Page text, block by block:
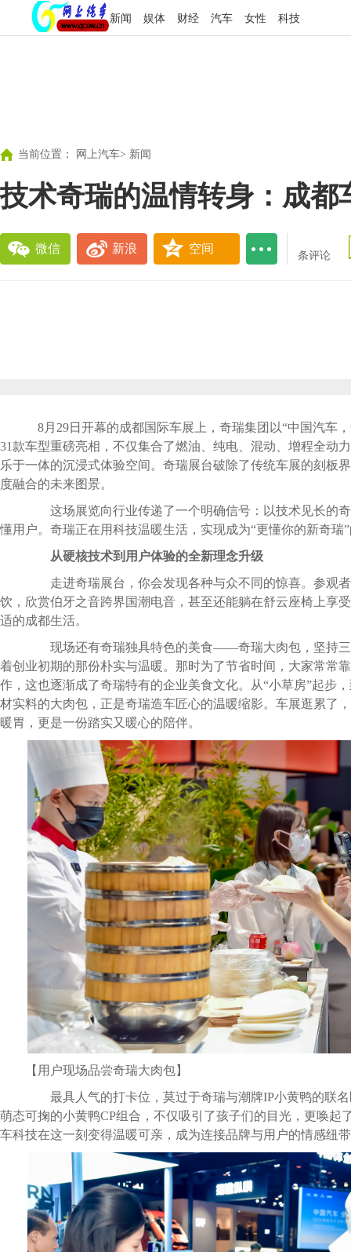
新闻 娱体 财经 汽车 女性 科技
当前位置： 网上汽车> 新闻
技术奇瑞的温情转身：成都
微信 新浪 空间
条评论
8月29日开幕的成都国际车展上，奇瑞集团以“中国汽车
31款车型重磅亮相，不仅集合了燃油、纯电、混动、增程全动
乐于一体的沉浸式体验空间。奇瑞展台破除了传统车展的刻板
度融合的未来图景。
这场展览向行业传递了一个明确信号：以技术见长的奇
懂用户。奇瑞正在用科技温暖生活，实现成为“更懂你的新奇瑞
从硬核技术到用户体验的全新理念升级
走进奇瑞展台，你会发现各种与众不同的惊喜。参观者
饮，欣赏伯牙之音跨界国潮电音，甚至还能躺在舒云座椅上享
适的成都生活。
现场还有奇瑞独具特色的美食——奇瑞大肉包，坚持三
着创业初期的那份朴实与温暖。那时为了节省时间，大家常常
作，这也逐渐成了奇瑞特有的企业美食文化。从“小草房”起步
材实料的大肉包，正是奇瑞造车匠心的温暖缩影。车展逛累了
暖胃，更是一份踏实又暖心的陪伴。
【用户现场品尝奇瑞大肉包】
最具人气的打卡位，莫过于奇瑞与潮牌IP小黄鸭的联名
萌态可掬的小黄鸭CP组合，不仅吸引了孩子们的目光，更唤起
车科技在这一刻变得温暖可亲，成为连接品牌与用户的情感纽